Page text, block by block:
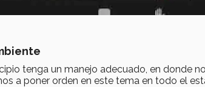
tenga un manejo adecuado, en donde
a poner orden en este tema en todo el